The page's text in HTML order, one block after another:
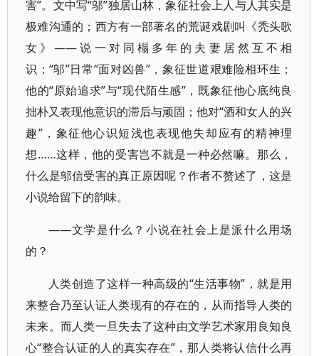
害”。文中写“邬”独居山林，象征社会上人与人其实是
极难沟通的；西方有一部著名的荒诞戏剧叫《秃头歌
女》——说一对同榻多年的夫妻居然互不相
识；“邬”日常“面对凶兽”，象征世道艰难险相环生；
他的“原始追求”与“现代陌生感”，既象征他心底纯良
拙朴又表现他意识的滞后与顽固；他对“酒和女人的兴
趣”，象征他心识短浅也表现他失却应有的精神理
想……这样，他的受害岂不就是一种必然嘛。那么，
什么是邬信受害的真正原因呢？作者不赘述了，这是
小说给留下的韵味。
——文学是什么？小说在社会上是派什么用场
的？
人类创造了这样一种高级的“生活事物”，就是用
来整合乃至认证人类现有的存在的，从而指导人类的
未来。而人类一旦失去了这种由文学艺术家用良知良
心“整合认证的人的真实存在”，那人类将认信什么再